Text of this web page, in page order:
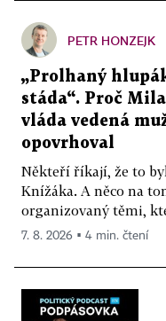
PETR HONZEJK
„Prolhaný
stáda“. Proč
vláda vedená
opovrhoval
Někteří říkají, že to
Knížáka. A něco na
organizovaný těmi,
7. 8. 2026 ▪ 4 min. čtení